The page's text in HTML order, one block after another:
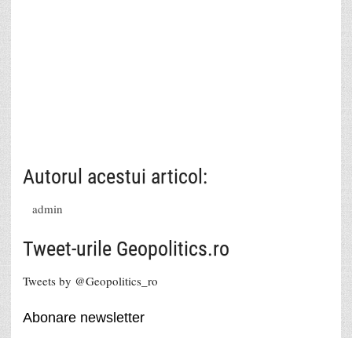
Autorul acestui articol:
admin
Tweet-urile Geopolitics.ro
Tweets by @Geopolitics_ro
Abonare newsletter